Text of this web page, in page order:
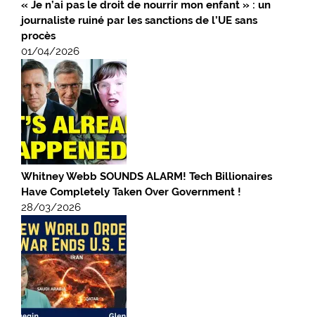
« Je n’ai pas le droit de nourrir mon enfant » : un
journaliste ruiné par les sanctions de l’UE sans
procès
01/04/2026
Whitney Webb SOUNDS ALARM! Tech Billionaires
Have Completely Taken Over Government !
28/03/2026